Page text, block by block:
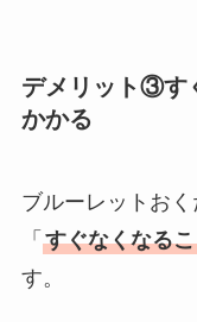
デメリット③す
かかる
ブルーレットおく
「 すぐなくなる
す。